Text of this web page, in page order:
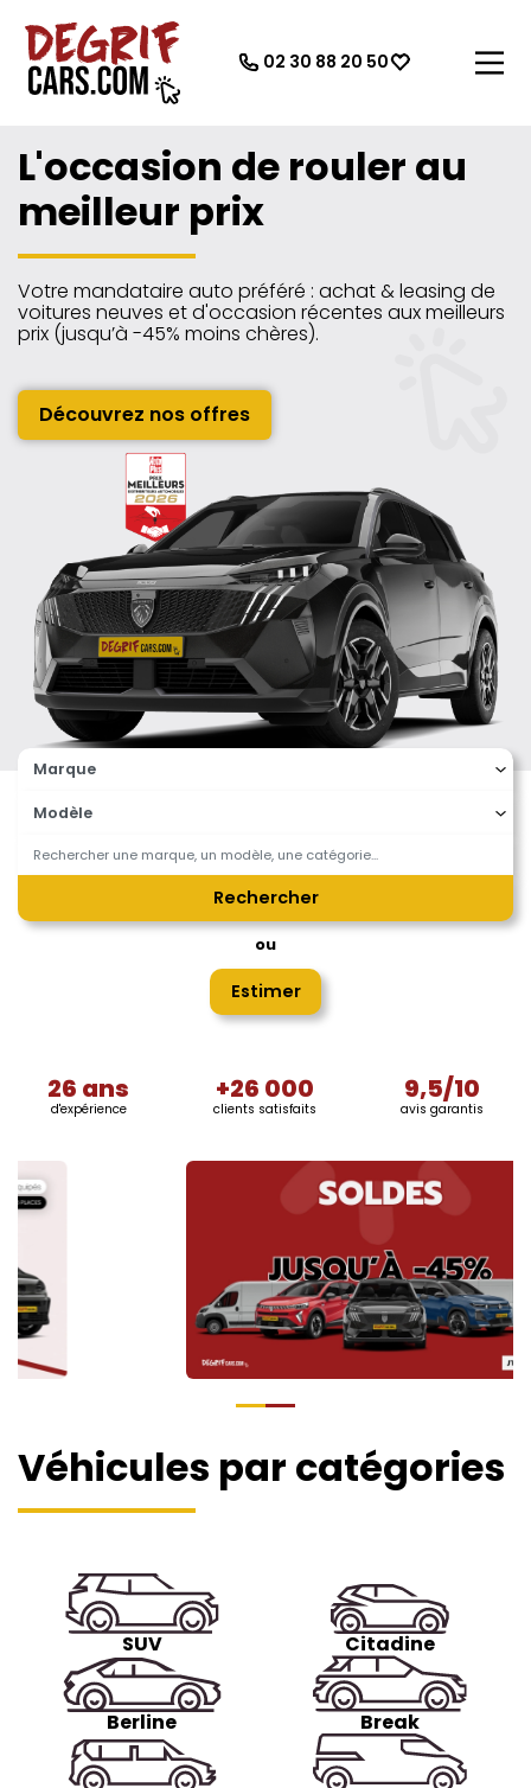
02 30 88 20 50
L'occasion de rouler au
meilleur prix
Votre mandataire auto préféré : achat & leasing de
voitures neuves et d'occasion récentes aux meilleurs
prix (jusqu’à -45% moins chères).
Découvrez nos offres
Rechercher
ou
Estimer
26 ans
d'expérience
+26 000
clients satisfaits
9,5/10
avis garantis
Véhicules par catégories
SUV Citadine
Berline Break